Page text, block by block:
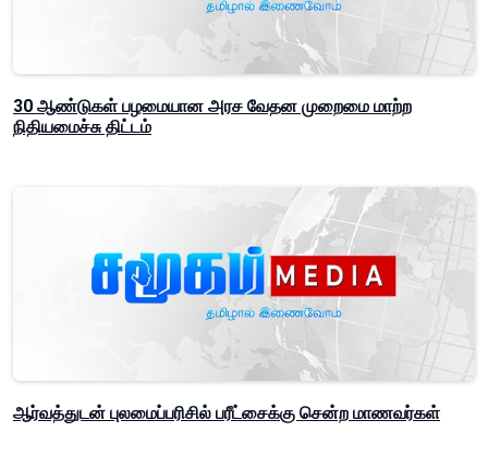
30 ஆண்டுகள் பழமையான அரச வேதன முறைமை மாற்ற
நிதியமைச்சு திட்டம்
ஆர்வத்துடன் புலமைப்பரிசில் பரீட்சைக்கு சென்ற மாணவர்கள்